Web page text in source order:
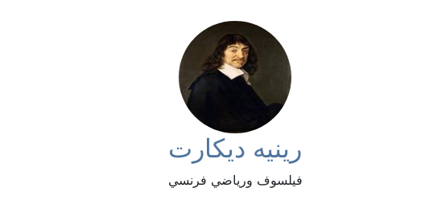
رينيه ديكارت
فيلسوف ورياضي فرنسي